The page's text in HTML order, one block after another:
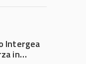
Intergea
in